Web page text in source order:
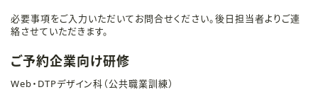
必要事項をご入力いただいてお問合せください。後日担当者よりご連
絡させていただきます。
ご予約企業向け研修
Web・DTPデザイン科（公共職業訓練）